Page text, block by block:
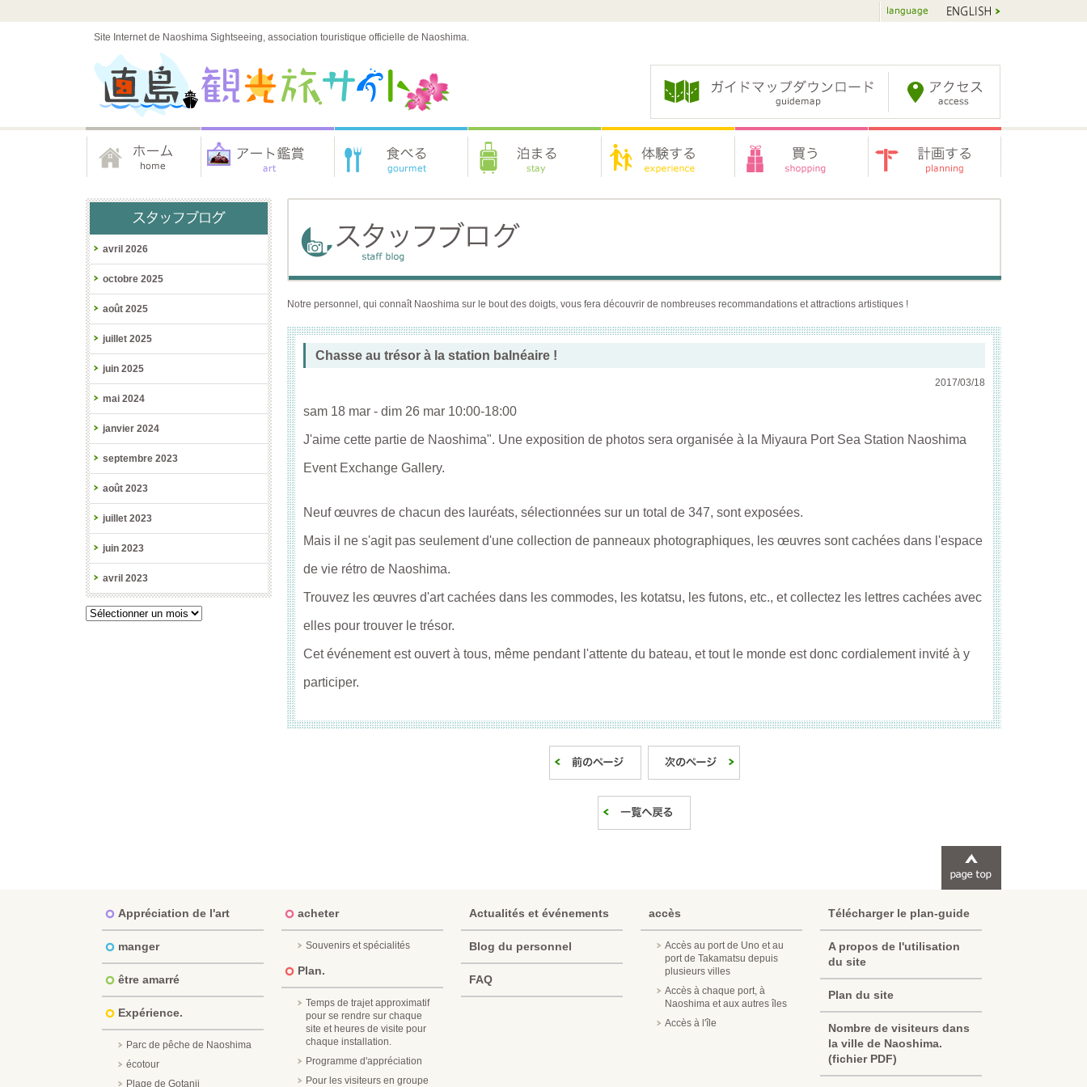
Site Internet de Naoshima Sightseeing, association touristique officielle de Naoshima.
Notre personnel, qui connaît Naoshima sur le bout des doigts, vous fera découvrir de nombreuses recommandations et attractions artistiques !
Chasse au trésor à la station balnéaire !
2017/03/18
sam 18 mar - dim 26 mar 10:00-18:00
J'aime cette partie de Naoshima". Une exposition de photos sera organisée à la Miyaura Port Sea Station Naoshima
Event Exchange Gallery.
Neuf œuvres de chacun des lauréats, sélectionnées sur un total de 347, sont exposées.
Mais il ne s'agit pas seulement d'une collection de panneaux photographiques, les œuvres sont cachées dans l'espace
de vie rétro de Naoshima.
Trouvez les œuvres d'art cachées dans les commodes, les kotatsu, les futons, etc., et collectez les lettres cachées avec
elles pour trouver le trésor.
Cet événement est ouvert à tous, même pendant l'attente du bateau, et tout le monde est donc cordialement invité à y
participer.
avril 2026
octobre 2025
août 2025
juillet 2025
juin 2025
mai 2024
janvier 2024
septembre 2023
août 2023
juillet 2023
juin 2023
avril 2023
Appréciation de l'art
manger
être amarré
Expérience.
Parc de pêche de Naoshima
écotour
Plage de Gotanji
acheter
Souvenirs et spécialités
Plan.
Temps de trajet approximatif
pour se rendre sur chaque
site et heures de visite pour
chaque installation.
Programme d'appréciation
Pour les visiteurs en groupe
Actualités et événements
Blog du personnel
FAQ
accès
Accès au port de Uno et au
port de Takamatsu depuis
plusieurs villes
Accès à chaque port, à
Naoshima et aux autres îles
Accès à l'île
Télécharger le plan-guide
A propos de l'utilisation
du site
Plan du site
Nombre de visiteurs dans
la ville de Naoshima.
(fichier PDF)Chinese (Taiwan)
Korean